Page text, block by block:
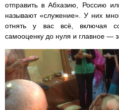
отправить в Абхазию, Россию
называют «служение». У них
отнять у вас всё, включая
самооценку до нуля и главное —